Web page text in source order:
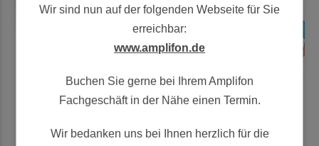
Wir sind nun auf der folgenden Webseite für Sie
erreichbar:
www.amplifon.de
Buchen Sie gerne bei Ihrem Amplifon
Fachgeschäft in der Nähe einen Termin.
Wir bedanken uns bei Ihnen herzlich für die